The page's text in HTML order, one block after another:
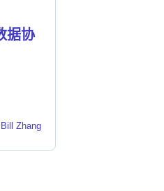
据协
Bill Zhang